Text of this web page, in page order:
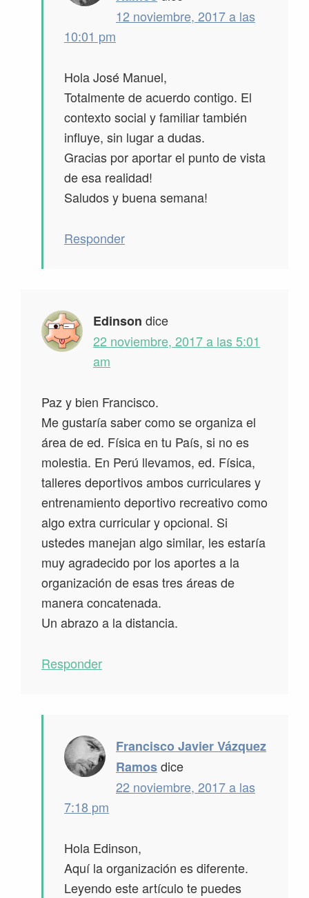
12 noviembre, 2017 a las
10:01 pm
Hola José Manuel,
Totalmente de acuerdo contigo. El
contexto social y familiar también
influye, sin lugar a dudas.
Gracias por aportar el punto de vista
de esa realidad!
Saludos y buena semana!
Responder
Edinson dice
22 noviembre, 2017 a las 5:01
am
Paz y bien Francisco.
Me gustaría saber como se organiza el
área de ed. Física en tu País, si no es
molestia. En Perú llevamos, ed. Física,
talleres deportivos ambos curriculares y
entrenamiento deportivo recreativo como
algo extra curricular y opcional. Si
ustedes manejan algo similar, les estaría
muy agradecido por los aportes a la
organización de esas tres áreas de
manera concatenada.
Un abrazo a la distancia.
Responder
Francisco Javier Vázquez
Ramosdice
22 noviembre, 2017 a las
7:18 pm
Hola Edinson,
Aquí la organización es diferente.
Leyendo este artículo te puedes